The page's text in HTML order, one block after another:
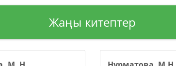
Жаңы китептер